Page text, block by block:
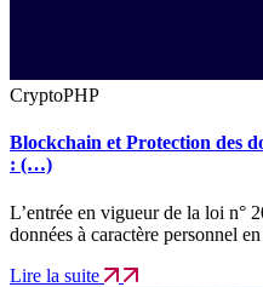
CryptoPHP
Blockchain et Protection des
: (…)
L’entrée en vigueur de la loi n°
données à caractère personnel
Lire la suite